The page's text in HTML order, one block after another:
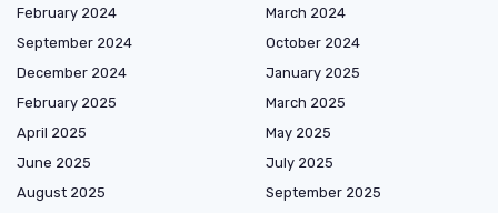
February 2024
March 2024
September 2024
October 2024
December 2024
January 2025
February 2025
March 2025
April 2025
May 2025
June 2025
July 2025
August 2025
September 2025